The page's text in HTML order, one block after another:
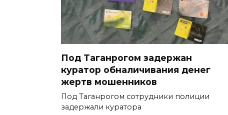
Под Таганрогом задержан
куратор обналичивания денег
жертв мошенников
Под Таганрогом сотрудники полиции
задержали куратора